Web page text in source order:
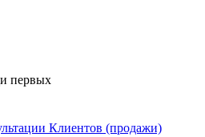
первых
Клиентов (продажи)